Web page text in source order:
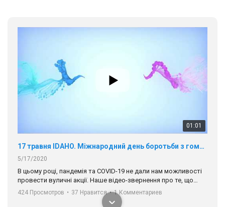
В цьому році, пандемія та COVІD-19 не дали нам можливості
провести вуличні акції. Наше відео-звернення про те, що
навіть коли ми у різних містах та не можемо зустрінеться, ми
разом. Ми закликаємо всіх хто поділяє цінності рівності та
424 Просмотров